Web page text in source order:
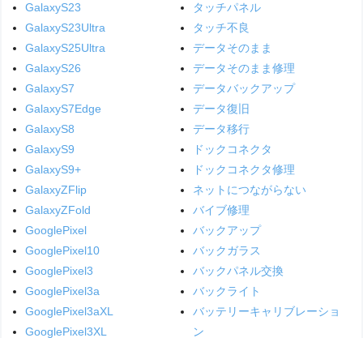
GalaxyS23
GalaxyS23Ultra
GalaxyS25Ultra
GalaxyS26
GalaxyS7
GalaxyS7Edge
GalaxyS8
GalaxyS9
GalaxyS9+
GalaxyZFlip
GalaxyZFold
GooglePixel
GooglePixel10
GooglePixel3
GooglePixel3a
GooglePixel3aXL
GooglePixel3XL
タッチパネル
タッチ不良
データそのまま
データそのまま修理
データバックアップ
データ復旧
データ移行
ドックコネクタ
ドックコネクタ修理
ネットにつながらない
バイブ修理
バックアップ
バックガラス
バックパネル交換
バックライト
バッテリーキャリブレーショ
ン